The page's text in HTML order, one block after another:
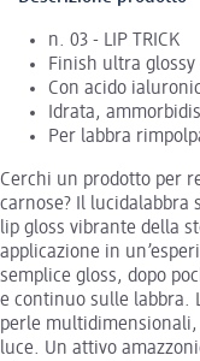
n. 03 - LIP TRICK
Finish ultra
Con acido
Idrata,
Per labbra
Cerchi un prodotto per
carnose? Il lucidalabbra
lip gloss vibrante della
applicazione in
semplice gloss, dopo
e continuo sulle labbra.
perle
luce. Un attivo